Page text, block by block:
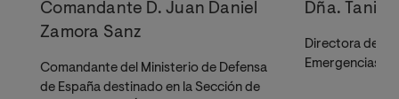
Comandante D. Juan Daniel
Zamora Sanz
Comandante del Ministerio de Defensa
de Españadestinado en la Sección de
Dña. Tania
Directora de
Emergencias